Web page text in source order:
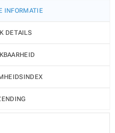
INFORMATIE
DETAILS